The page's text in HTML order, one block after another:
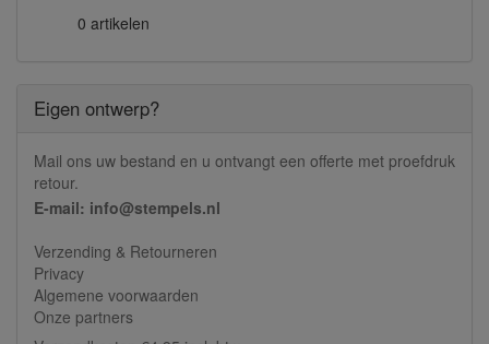
0 artikelen
Eigen ontwerp?
Mail ons uw bestand en u ontvangt een offerte met proefdruk
retour.
E-mail: info@stempels.nl
Verzending & Retourneren
Privacy
Algemene voorwaarden
Onze partners